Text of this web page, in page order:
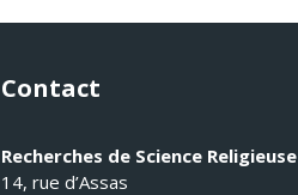
Contact
Recherches de Science Religieuse
14, rue d’Assas